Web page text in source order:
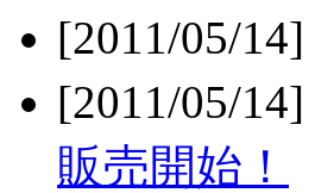
[2011/05/
[2011/05/
販売開始！